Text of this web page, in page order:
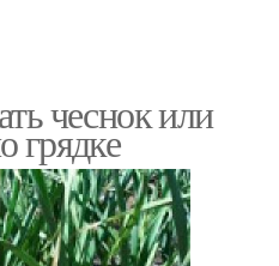
чеснок или
грядке